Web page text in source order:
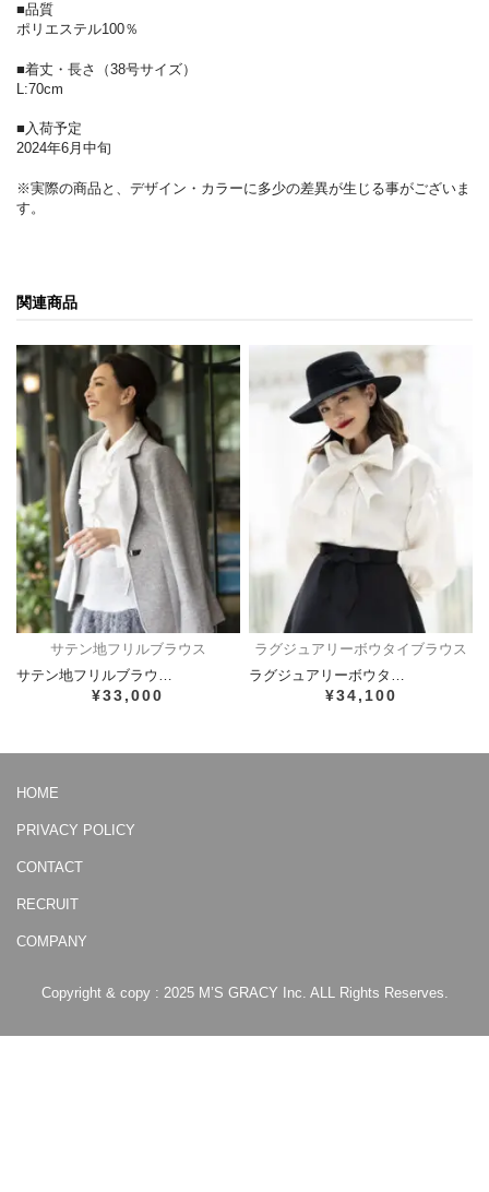
■品質
ポリエステル100％
■着丈・長さ（38号サイズ）
L:70cm
■入荷予定
2024年6月中旬
※実際の商品と、デザイン・カラーに多少の差異が生じる事がございま
す。
関連商品
サテン地フリルブラウス
サテン地フリルブラウ…
¥33,000
ラグジュアリーボウタイブラウス
ラグジュアリーボウタ…
¥34,100
HOME
PRIVACY POLICY
CONTACT
RECRUIT
COMPANY
Copyright & copy : 2025 M’S GRACY Inc. ALL Rights Reserves.